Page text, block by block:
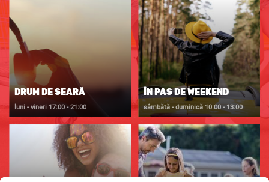
DRUM DE SEARĂ
luni - vineri17:00 - 21:00
ÎN PAS DE WEEKEND
sâmbătă - duminică10:00 - 13:00